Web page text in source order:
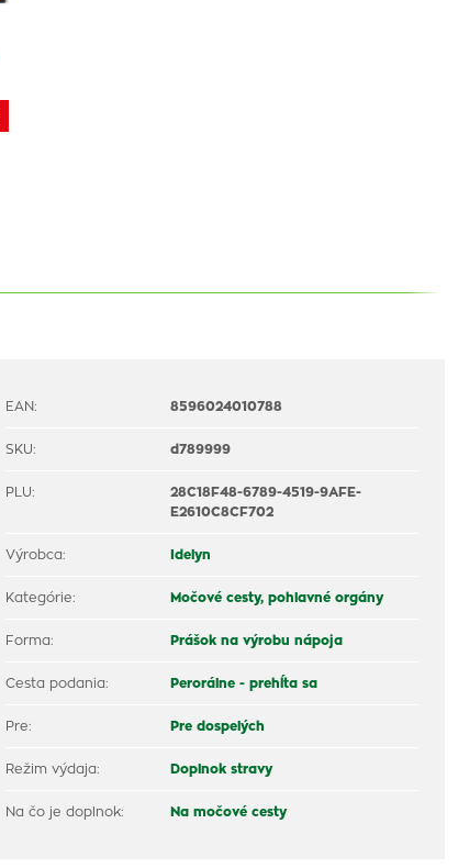
EAN: 8596024010788
SKU: d789999
PLU:
28C18F48-6789-4519-9AFE-
E2610C8CF702
Výrobca: Idelyn
Kategórie: Močové cesty, pohlavné orgány
Forma: Prášok na výrobu nápoja
Cesta podania: Perorálne - prehĺta sa
Pre: Pre dospelých
Režim výdaja: Doplnok stravy
Na čo je doplnok: Na močové cesty